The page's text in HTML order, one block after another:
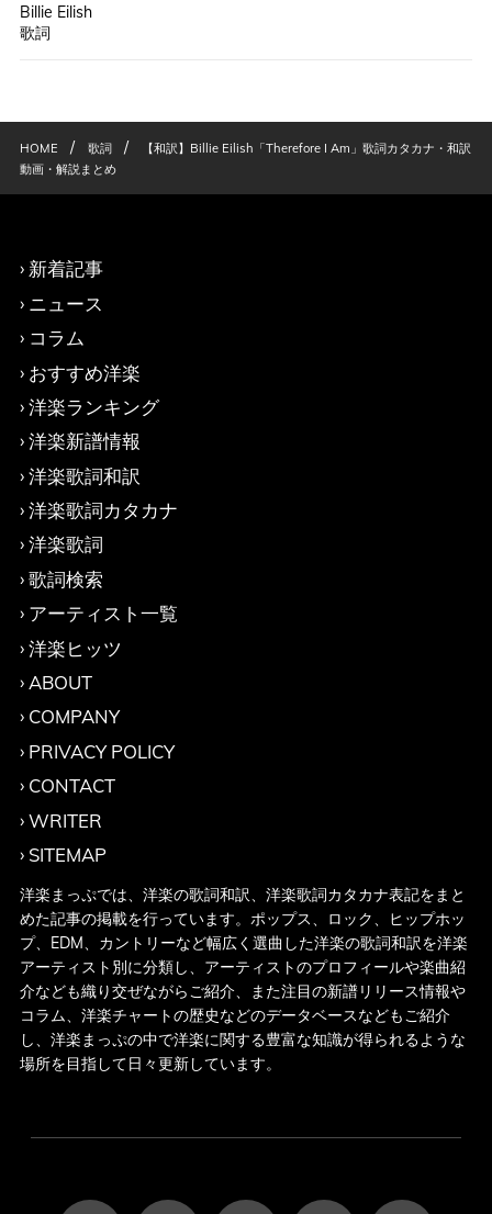
Billie Eilish
歌詞
HOME / 歌詞 /
【和訳】Billie Eilish「Therefore I Am」歌詞カタカナ・和訳
動画・解説まとめ
新着記事
ニュース
コラム
おすすめ洋楽
洋楽ランキング
洋楽新譜情報
洋楽歌詞和訳
洋楽歌詞カタカナ
洋楽歌詞
歌詞検索
アーティスト一覧
洋楽ヒッツ
ABOUT
COMPANY
PRIVACY POLICY
CONTACT
WRITER
SITEMAP
洋楽まっぷでは、洋楽の歌詞和訳、洋楽歌詞カタカナ表記をまと
めた記事の掲載を行っています。ポップス、ロック、ヒップホッ
プ、EDM、カントリーなど幅広く選曲した洋楽の歌詞和訳を洋楽
アーティスト別に分類し、アーティストのプロフィールや楽曲紹
介なども織り交ぜながらご紹介、また注目の新譜リリース情報や
コラム、洋楽チャートの歴史などのデータベースなどもご紹介
し、洋楽まっぷの中で洋楽に関する豊富な知識が得られるような
場所を目指して日々更新しています。